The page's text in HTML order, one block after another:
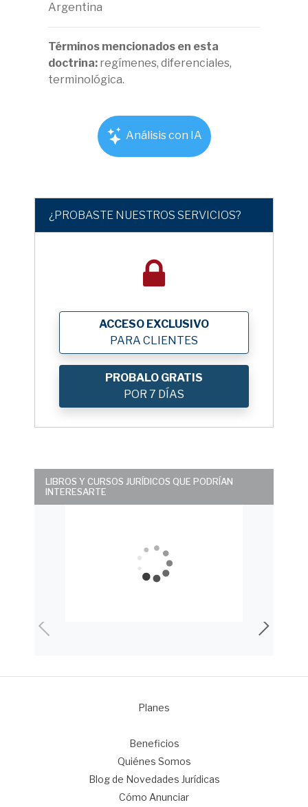
Argentina
Términos mencionados en esta
doctrina: regímenes, diferenciales,
terminológica.
Análisis con IA
¿PROBASTE NUESTROS SERVICIOS?
ACCESO EXCLUSIVO
PARA CLIENTES
PROBALO GRATIS
POR 7 DÍAS
LIBROS Y CURSOS JURÍDICOS QUE PODRÍAN
INTERESARTE
Planes
Beneficios
Quiénes Somos
Blog de Novedades Jurídicas
Cómo Anunciar